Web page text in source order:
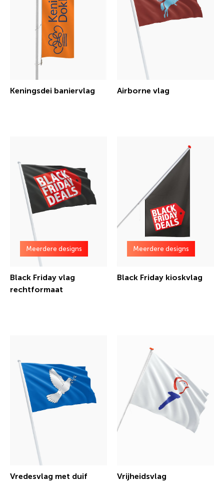
Keningsdei baniervlag Airborne vlag
Meerdere designs
Black Friday vlag
rechtformaat
Meerdere designs
Black Friday kioskvlag
Vredesvlag met duif Vrijheidsvlag